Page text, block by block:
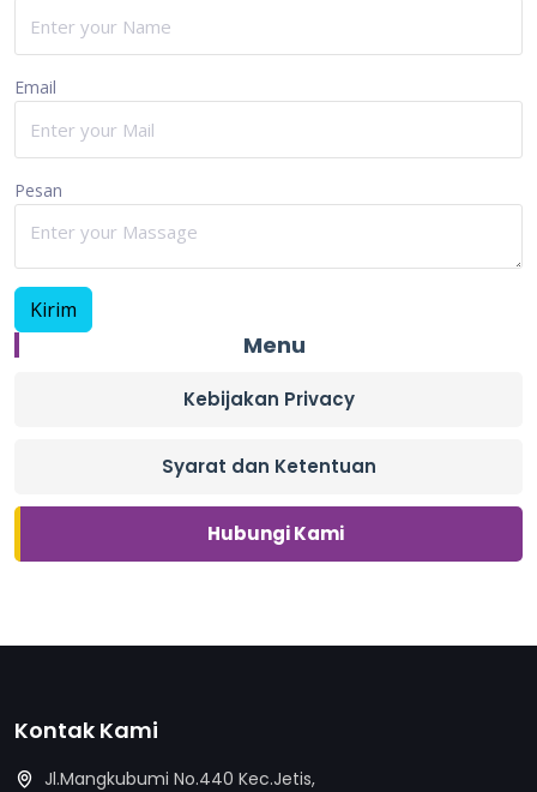
Email
Pesan
Menu
Kebijakan Privacy
Syarat dan Ketentuan
Hubungi Kami
Kontak Kami
Jl.Mangkubumi No.440 Kec.Jetis,